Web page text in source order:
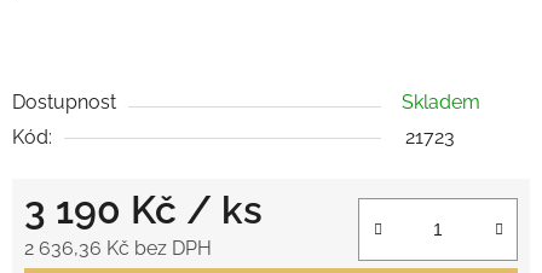
Dostupnost
Skladem
Kód:
21723
3 190 Kč / ks
2 636,36 Kč bez DPH